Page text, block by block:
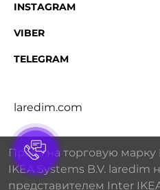
INSTAGRAM
VIBER
TELEGRAM
laredim.com
Права на торговую
IKEA Systems B.V. laredim
представителем Inter